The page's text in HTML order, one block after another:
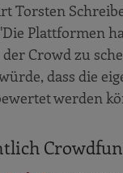
Torsten
Plattformen
Crowd zu
dass die
werden